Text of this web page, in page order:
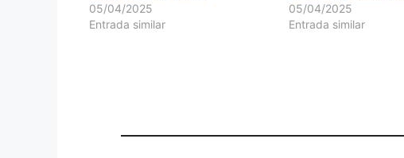
05/04/2025
Entrada similar
05/04/2025
Entrada similar